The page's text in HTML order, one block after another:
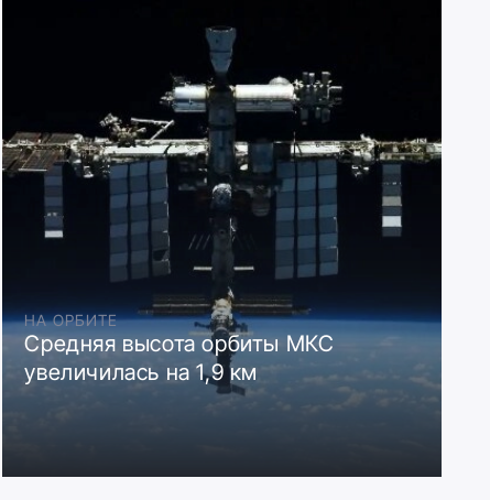
НА ОРБИТЕ
Средняя высота орбиты МКС
увеличилась на 1,9 км